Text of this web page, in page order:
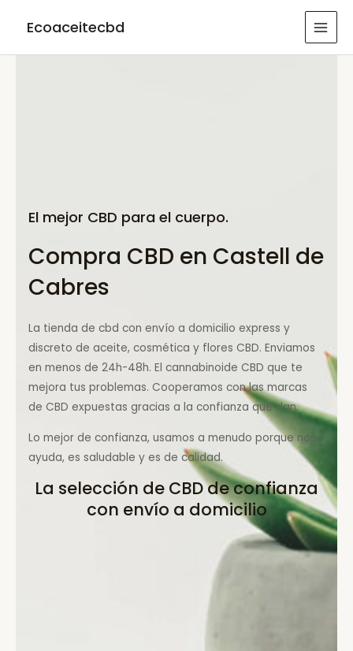
Ecoaceitecbd
El mejor CBD para el cuerpo.
Compra CBD en Castell de
Cabres
La tienda de cbd con envío a domicilio express y
discreto de aceite, cosmética y flores CBD. Enviamos
en menos de 24h-48h. El cannabinoide CBD que te
mejora tus problemas. Cooperamos con las marcas
de CBD expuestas gracias a la confianza que dan.
Lo mejor de confianza, usamos a menudo porque nos
ayuda, es saludable y es de calidad.
La selección de CBD de confianza
con envío a domicilio